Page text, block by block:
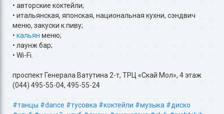
• авторские коктейли;
• итальянская, японская, национальная кухни, сэндвич
меню, закуски к пиву;
• кальян меню;
• лаунж бар;
• Wi-Fi.
проспект Генерала Ватутина 2-т, ТРЦ «Скай Мол», 4 этаж
(044) 495-55-04, 495-55-24
#танцы #dance #тусовка #коктейли #музыка #диско